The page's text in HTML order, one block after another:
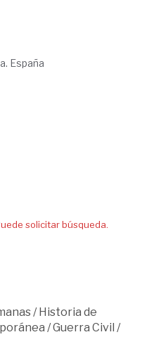
España
solicitar búsqueda.
/Historia de
/Guerra Civil /